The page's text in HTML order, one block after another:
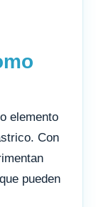
elemento
Con
pueden